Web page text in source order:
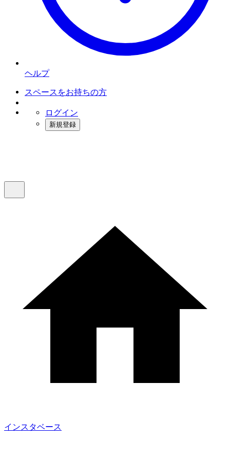
ヘルプ
スペースをお持ちの方
ログイン
新規登録
インスタベース